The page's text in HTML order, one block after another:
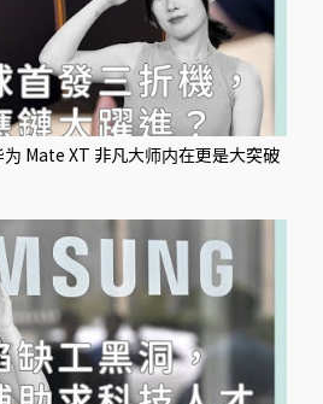
Mate XT 非凡大师内在更是大突破